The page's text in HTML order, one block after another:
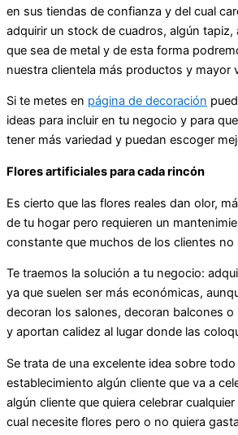
en sus tiendas de confianza y del cual
adquirir un stock de cuadros, algún tapiz,
que sea de metal y de esta forma
nuestra clientela más productos y mayor
Si te metes en página de decoración
ideas para incluir en tu negocio y para
tener más variedad y puedan escoger
Flores artificiales para cada rincón
Es cierto que las flores reales dan olor,
de tu hogar pero requieren un
constante que muchos de los clientes no
Te traemos la solución a tu negocio:
ya que suelen ser más económicas,
decoran los salones, decoran balcones
y aportan calidez al lugar donde las
Se trata de una excelente idea sobre
establecimiento algún cliente que va a
algún cliente que quiera celebrar
cual necesite flores pero o no quiera